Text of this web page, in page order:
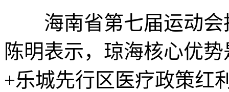
海南省第七届运动会
陈明表示，琼海核心优
+乐城先行区医疗政策红